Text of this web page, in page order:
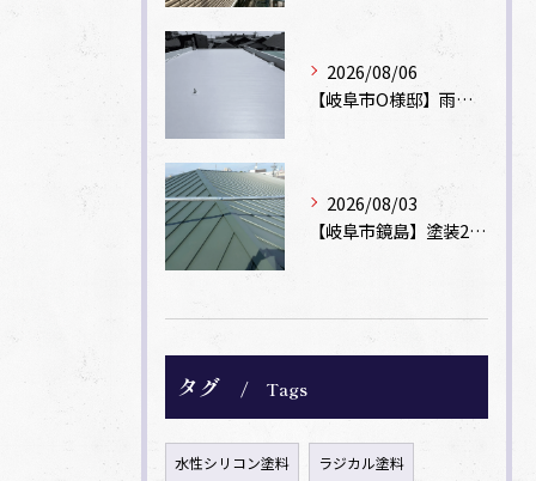
2026/08/06
【岐阜市O様邸】雨漏りを解消！塩ビシート機械固定工法による屋根防水工事
2026/08/03
【岐阜市鏡島】塗装2回のカラーベスト屋根をカバー工法でガルバリウム鋼板に改修！
タグ Tags
水性シリコン塗料 ラジカル塗料